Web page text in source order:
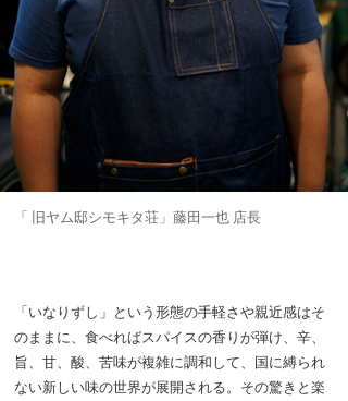
「 旧ヤム邸シモキタ荘」藤田一也 店長
「いなりずし」という形態の手軽さや親近感はそ
のままに、食べればスパイスの香りが弾け、辛、
旨、甘、酸、苦味が複雑に調和して、国に縛られ
ない新しい味の世界が展開される。その驚きと楽